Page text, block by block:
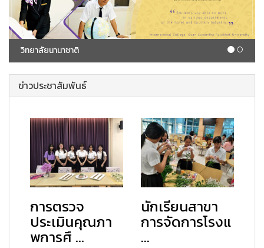
วิทยาลัยนานาชาติ
ข่าวประชาสัมพันธ์
การตรวจ
ประเมินคุณภา
พการศึ ...
นักเรียนสาขา
การจัดการโรงแ
...